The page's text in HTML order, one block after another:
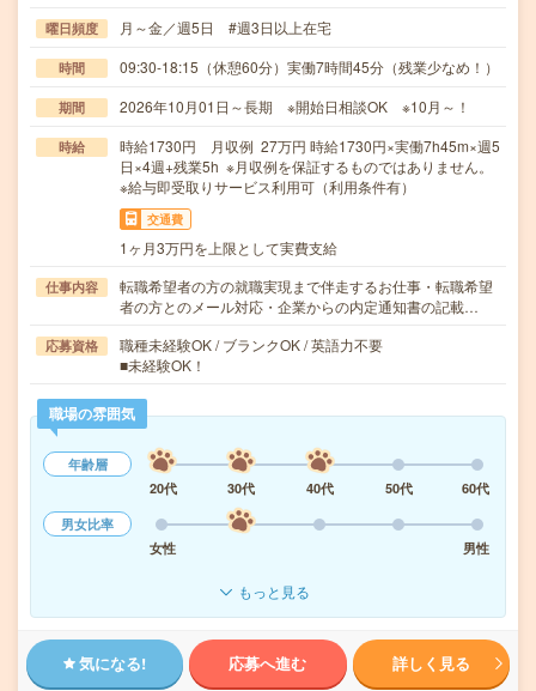
曜日頻度 月～金／週5日 #週3日以上在宅
時間 09:30-18:15（休憩60分）実働7時間45分（残業少なめ！）
期間 2026年10月01日～長期 ※開始日相談OK ※10月～！
時給
時給1730円 月収例 27万円 時給1730円×実働7h45m×週5
日×4週+残業5h ※月収例を保証するものではありません。
※給与即受取りサービス利用可（利用条件有）
交通費
1ヶ月3万円を上限として実費支給
仕事内容
転職希望者の方の就職実現まで伴走するお仕事・転職希望
者の方とのメール対応・企業からの内定通知書の記載…
応募資格
職種未経験OK / ブランクOK / 英語力不要
■未経験OK！
職場の雰囲気
年齢層
20代
30代 40代 50代
60代
男女比率
女性
男性
もっと見る
気になる! 応募へ進む 詳しく見る